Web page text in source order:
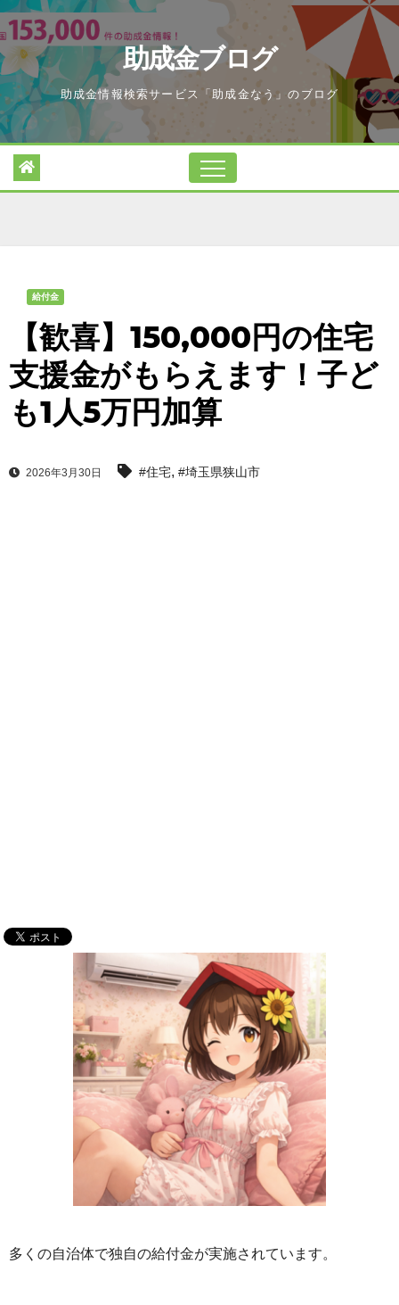
Skip
to
content
助成金ブログ
助成金情報検索サービス「助成金なう」のブログ
給付金
【歓喜】150,000円の住宅
支援金がもらえます！子ど
も1人5万円加算
2026年3月30日 #住宅, #埼玉県狭山市
多くの自治体で独自の給付金が実施されています。